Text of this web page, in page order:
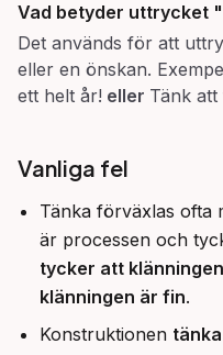
Vad betyder uttrycket
Det används för att
eller en önskan.
ett helt år! eller Tänk
Vanliga fel
Tänka förväxlas ofta
är processen och
tycker att
klänningen är fin.
Konstruktionen